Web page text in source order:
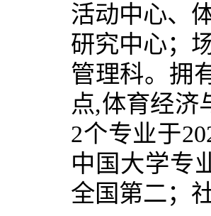
活动中心、
研究中心；
管理科。拥
点,体育经济
2个专业于
中国大学专
全国第二；